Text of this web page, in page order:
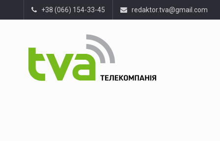
+38 (066) 154-33-45 redaktor.tva@gmail.com